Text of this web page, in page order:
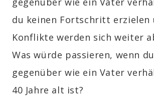
du keinen Fortschritt erzielen
Konflikte werden sich weiter
Was würde passieren, wenn
gegenüber wie ein Vater
40 Jahre alt ist?